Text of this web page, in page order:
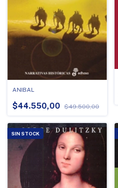
ANIBAL
$44.550,00 $49.500,00
SIN STOCK